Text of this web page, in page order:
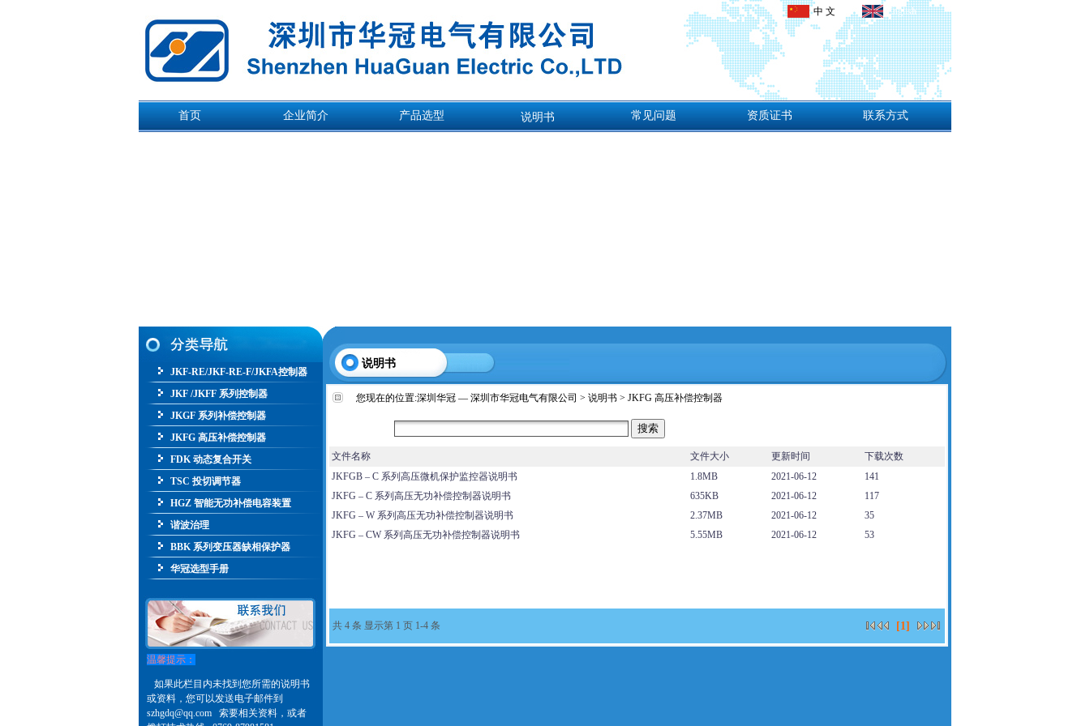
中 文 English
首页 企业简介 产品选型 说明书 常见问题 资质证书 联系方式
JKF-RE/JKF-RE-F/JKFA控制器
JKF /JKFF 系列控制器
JKGF 系列补偿控制器
JKFG 高压补偿控制器
FDK 动态复合开关
TSC 投切调节器
HGZ 智能无功补偿电容装置
谐波治理
BBK 系列变压器缺相保护器
华冠选型手册
温馨提示：
如果此栏目内未找到您所需的说明书
或资料，您可以发送电子邮件到
szhgdq@qq.com索要相关资料，或者
说明书
您现在的位置:深圳华冠 — 深圳市华冠电气有限公司 > 说明书 > JKFG 高压补偿控制器
文件名称 文件大小 更新时间
下载次数
JKFGB – C 系列高压微机保护监控器说明书
1.8MB 2021-06-12
141
JKFG – C 系列高压无功补偿控制器说明书
635KB 2021-06-12
117
JKFG – W 系列高压无功补偿控制器说明书
2.37MB 2021-06-12
35
JKFG – CW 系列高压无功补偿控制器说明书
5.55MB 2021-06-12 53
共 4 条 显示第 1 页 1-4 条 [1]